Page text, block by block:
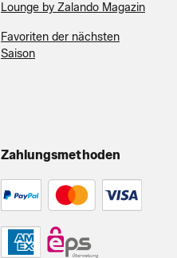
Lounge by Zalando Magazin
Favoriten der nächsten
Saison
Zahlungsmethoden